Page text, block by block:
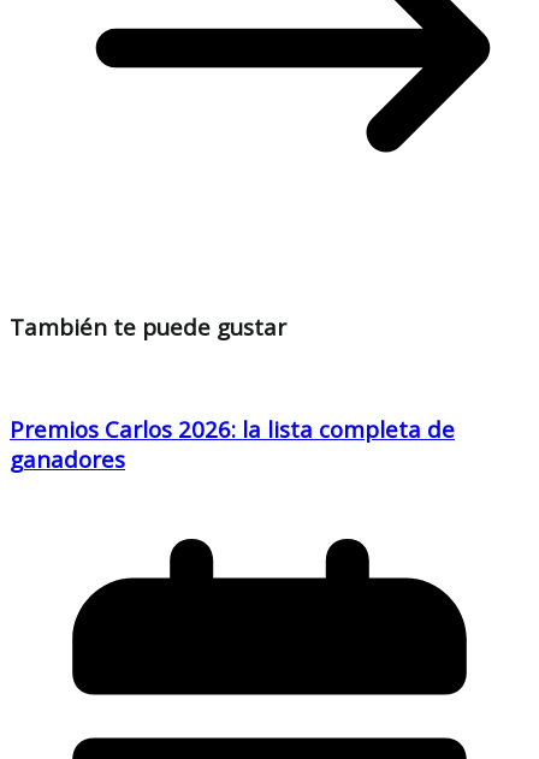
También te puede gustar
Premios Carlos 2026: la lista completa de
ganadores